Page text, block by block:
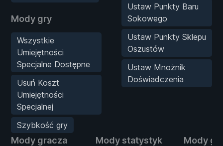
Mody gry
Wszystkie
Umiejętności
Specjalne Dostępne
Usuń Koszt
Umiejętności
Specjalnej
Szybkość gry
Ustaw Punkty Baru
Sokowego
Ustaw Punkty Sklepu
Oszustów
Ustaw Mnożnik
Doświadczenia
Mody gracza Mody statystyk Mody